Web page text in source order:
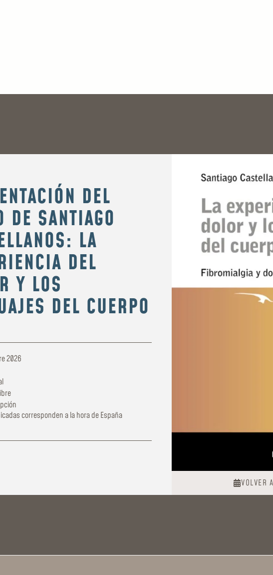
VOLVER
DEL
DE SANTIAGO
LA
DEL
Y LOS
DEL CUERPO
2026
corresponden a la hora de España